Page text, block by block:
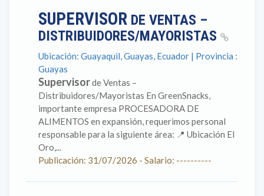
SUPERVISOR DE VENTAS –
DISTRIBUIDORES/MAYORISTAS
Ubicación: Guayaquil, Guayas, Ecuador | Provincia :
Guayas
Supervisorde Ventas –
Distribuidores/Mayoristas En GreenSnacks,
importante empresa PROCESADORA DE
ALIMENTOS en expansión, requerimos personal
responsable para la siguiente área: 📍 Ubicación El
Oro,...
Publicación: 31/07/2026 - Salario: ----------